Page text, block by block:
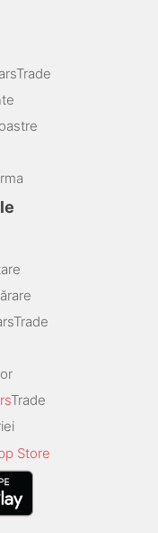
Trade